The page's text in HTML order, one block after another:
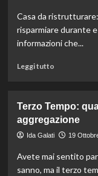
della
festa
messicana
Casa da
risparmiare durante
informazioni che...
Leggi tuttoLeggi
Ristrutturare
un
parte
dall’impianto
Terzo Tempo:
aggregazione
Ida Galati 19
Avete mai sentito
sanno, ma il terzo